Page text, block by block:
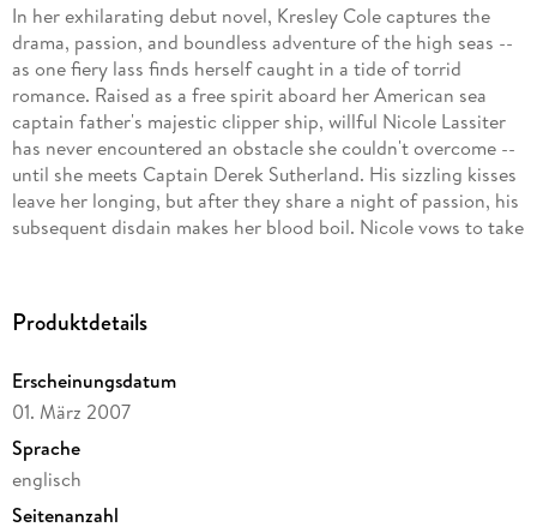
In her exhilarating debut novel, Kresley Cole captures the
drama, passion, and boundless adventure of the high seas --
as one fiery lass finds herself caught in a tide of torrid
romance. Raised as a free spirit aboard her American sea
captain father's majestic clipper ship, willful Nicole Lassiter
has never encountered an obstacle she couldn't overcome --
until she meets Captain Derek Sutherland. His sizzling kisses
leave her longing, but after they share a night of passion, his
subsequent disdain makes her blood boil. Nicole vows to take
father is wrongly imprisoned, yet she remains undaunted --
wrecks her plans, and she finds herself a virtual prisoner
aboard Sutherland's vessel. And while her mind tells her she
should escape, her body urges her to surrender. . .
Produktdetails
Erscheinungsdatum
01. März 2007
Sprache
englisch
Seitenanzahl